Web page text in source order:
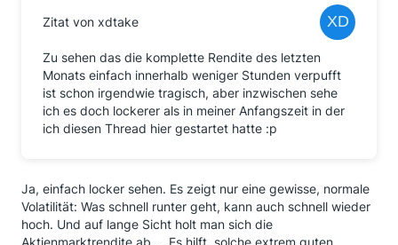
Zitat von xdtake
Zu sehen das die komplette Rendite des letzten
Monats einfach innerhalb weniger Stunden verpufft
ist schon irgendwie tragisch, aber inzwischen sehe
ich es doch lockerer als in meiner Anfangszeit in der
ich diesen Thread hier gestartet hatte :p
Ja, einfach locker sehen. Es zeigt nur eine gewisse, normale
Volatilität: Was schnell runter geht, kann auch schnell wieder
hoch. Und auf lange Sicht holt man sich die
Aktienmarktrendite ab … Es hilft, solche extrem guten